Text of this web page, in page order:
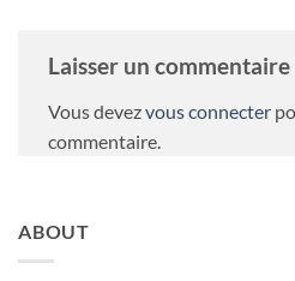
Laisser un commentaire
Vous devezvous connecter
commentaire.
ABOUT